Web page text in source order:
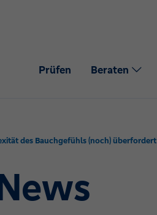
Prüfen Beraten
des Bauchgefühls (noch) überfordert